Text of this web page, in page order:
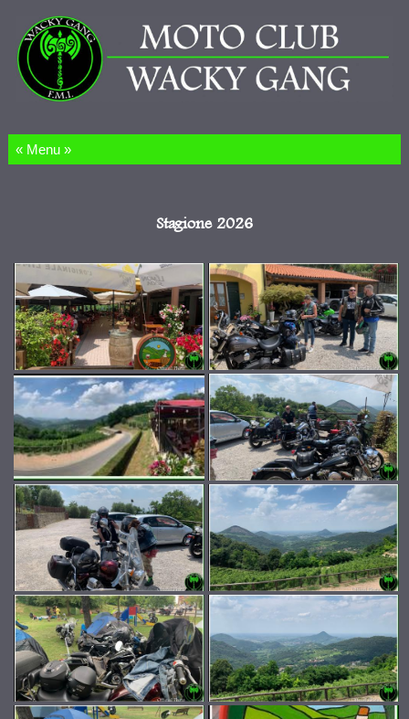
Salta al contenuto
Stagione 2026